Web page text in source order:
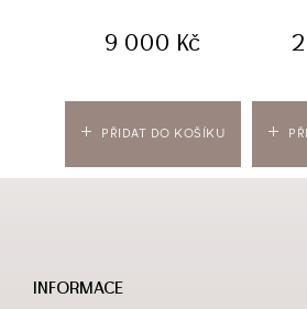
PŘIDAT DO KOŠÍKU
9 000 Kč
INFORMACE